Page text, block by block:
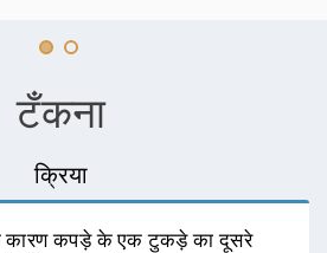
टँकना
क्रिया
कारण कपड़े के एक टुकड़े का दूसरे